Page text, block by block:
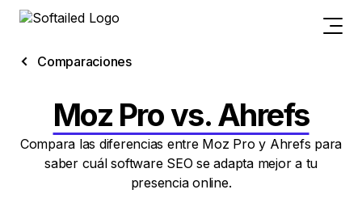
Comparaciones
Moz Pro vs. Ahrefs
Compara las diferencias entre Moz Pro y Ahrefs para
saber cuál software SEO se adapta mejor a tu
presencia online.